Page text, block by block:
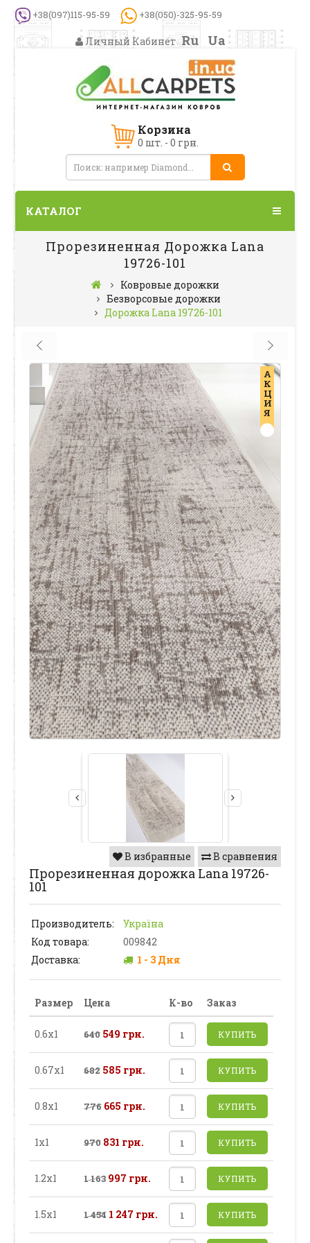
+38(097)115-95-59 +38(050)-325-95-59
Личный Кабинет Ru Ua
Корзина
0 шт. - 0 грн.
КАТАЛОГ
Прорезиненная Дорожка Lana
19726-101
Ковровые дорожки
Безворсовые дорожки
Дорожка Lana 19726-101
А
К
Ц
И
Я
В сравнения
В избранные
Прорезиненная дорожка Lana 19726-
101
Производитель:
Україна
Код товара:
009842
Доставка:
1 - 3 Дня
Размер Цена К-во Заказ
0.6х1 640 549 грн. КУПИТЬ
0.67х1 682 585 грн. КУПИТЬ
0.8х1 776 665 грн. КУПИТЬ
1х1 970 831 грн. КУПИТЬ
1.2х1 1 163 997 грн. КУПИТЬ
1.5х1 1 454 1 247 грн. КУПИТЬ